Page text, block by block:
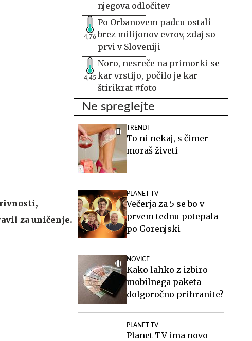
za uničenje.
njegova odločitev
4,76
Po Orbanovem padcu ostali
brez milijonov evrov, zdaj so
prvi v Sloveniji
4,45
Noro, nesreče na primorki se
kar vrstijo, počilo je kar
štirikrat #foto
Ne spreglejte
TRENDI
To ni nekaj, s čimer
moraš živeti
PLANET TV
Večerja za 5 se bo v
prvem tednu potepala
po Gorenjski
NOVICE
Kako lahko z izbiro
mobilnega paketa
dolgoročno prihranite?
PLANET TV
Planet TV ima novo